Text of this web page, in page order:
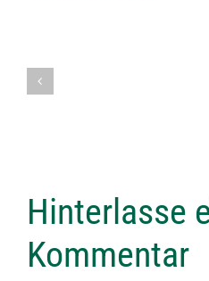
Hinterlasse
Kommentar